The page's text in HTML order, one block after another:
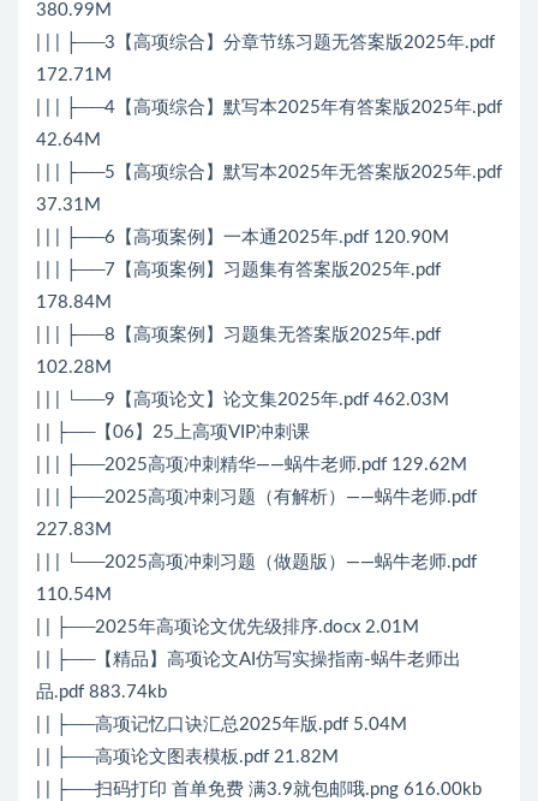
380.99M
| | | ├──3【高项综合】分章节练习题无答案版2025年.pdf
172.71M
| | | ├──4【高项综合】默写本2025年有答案版2025年.pdf
42.64M
| | | ├──5【高项综合】默写本2025年无答案版2025年.pdf
37.31M
| | | ├──6【高项案例】一本通2025年.pdf 120.90M
| | | ├──7【高项案例】习题集有答案版2025年.pdf
178.84M
| | | ├──8【高项案例】习题集无答案版2025年.pdf
102.28M
| | | └──9【高项论文】论文集2025年.pdf 462.03M
| | ├──【06】25上高项VIP冲刺课
| | | ├──2025高项冲刺精华——蜗牛老师.pdf 129.62M
| | | ├──2025高项冲刺习题（有解析）——蜗牛老师.pdf
227.83M
| | | └──2025高项冲刺习题（做题版）——蜗牛老师.pdf
110.54M
| | ├──2025年高项论文优先级排序.docx 2.01M
| | ├──【精品】高项论文AI仿写实操指南-蜗牛老师出
品.pdf 883.74kb
| | ├──高项记忆口诀汇总2025年版.pdf 5.04M
| | ├──高项论文图表模板.pdf 21.82M
| | ├──扫码打印 首单免费 满3.9就包邮哦.png 616.00kb